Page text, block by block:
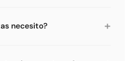
El sistema de enchufe
necesitas herramientas
necesito? +
comodidad y desmontaje: